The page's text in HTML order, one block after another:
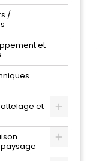
/
et
et